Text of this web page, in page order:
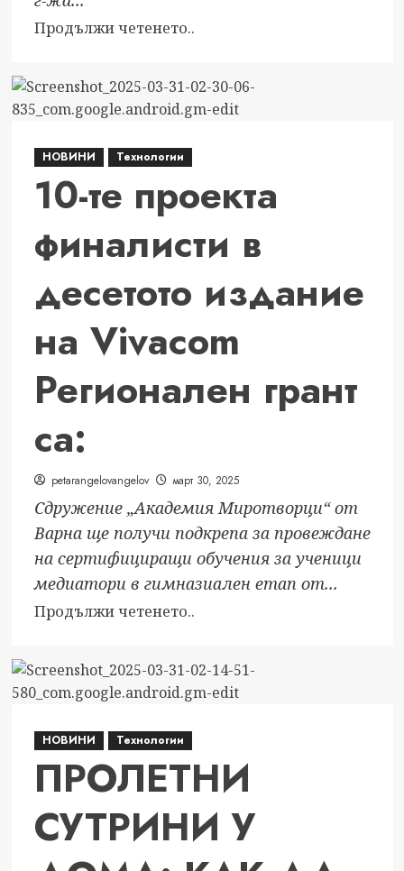
Продължи четенето..Read
Вицепрезидентът
Илияна
вечер
CodeFashion
<br>–
срещна
в
НОВИНИ Технологии
10-те проекта
финалисти в
десетото издание
на Vivacom
Регионален грант
са:
petarangelovangelov март 30, 2025
Сдружение „Академия Миротворци“ от
Варна ще получи подкрепа за провеждане
на сертифициращи обучения за ученици
медиатори в гимназиален етап от...
Продължи четенето..Read
10-
те
в
десетото
издание
на
Vivacom
НОВИНИ Технологии
ПРОЛЕТНИ
СУТРИНИ У